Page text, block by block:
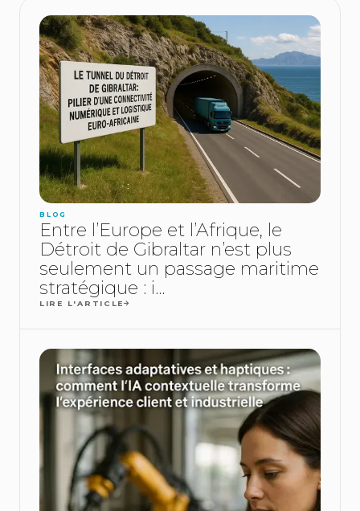
BLOG
Entre l’Europe et l’Afrique, le
Détroit de Gibraltar n’est plus
seulement un passage maritime
stratégique : i...
LIRE L'ARTICLE